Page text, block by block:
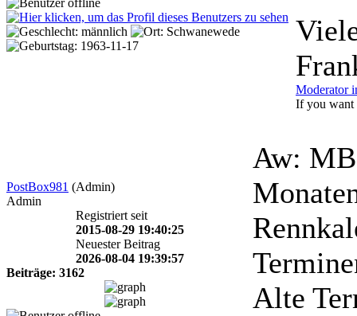
Moderator
If you want
PostBox981 (Admin)
Admin
Registriert seit
2015-08-29 19:40:25
Neuester Beitrag
2026-08-04 19:39:57
Beiträge: 3162
Aw:
Alte